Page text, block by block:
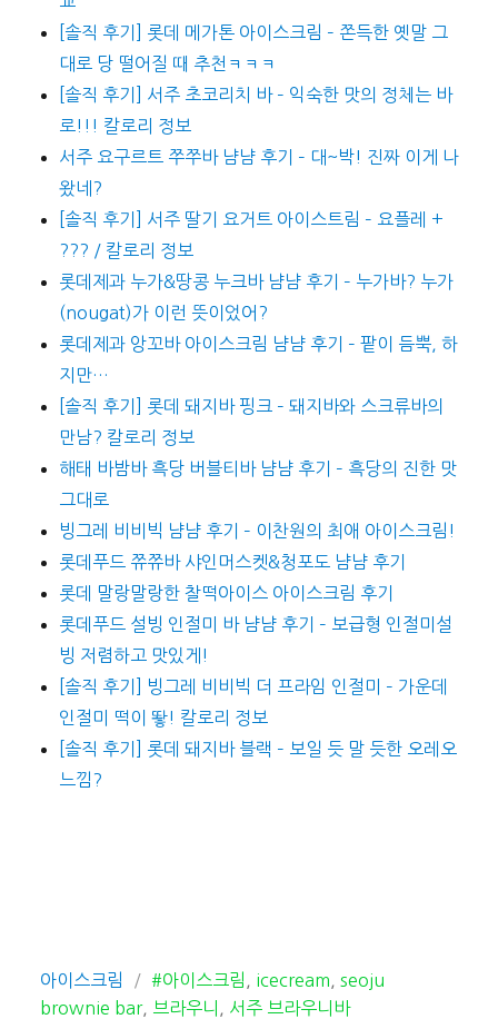
[솔직 후기] 롯데 메가톤 아이스크림 – 쫀득한 옛말 그
대로 당 떨어질 때 추천ㅋㅋㅋ
[솔직 후기] 서주 초코리치 바 – 익숙한 맛의 정체는 바
로!!! 칼로리 정보
서주 요구르트 쭈쭈바 냠냠 후기 – 대~박! 진짜 이게 나
왔네?
[솔직 후기] 서주 딸기 요거트 아이스트림 – 요플레 +
??? / 칼로리 정보
롯데제과 누가&땅콩 누크바 냠냠 후기 – 누가바? 누가
(nougat)가 이런 뜻이었어?
롯데제과 앙꼬바 아이스크림 냠냠 후기 – 팥이 듬뿍, 하
지만…
[솔직 후기] 롯데 돼지바 핑크 – 돼지바와 스크류바의
만남? 칼로리 정보
해태 바밤바 흑당 버블티바 냠냠 후기 – 흑당의 진한 맛
그대로
빙그레 비비빅 냠냠 후기 – 이찬원의 최애 아이스크림!
롯데푸드 쮸쮸바 샤인머스켓&청포도 냠냠 후기
롯데 말랑말랑한 찰떡아이스 아이스크림 후기
롯데푸드 설빙 인절미 바 냠냠 후기 – 보급형 인절미설
빙 저렴하고 맛있게!
[솔직 후기] 빙그레 비비빅 더 프라임 인절미 – 가운데
인절미 떡이 뙇! 칼로리 정보
[솔직 후기] 롯데 돼지바 블랙 – 보일 듯 말 듯한 오레오
느낌?
카
테
아이스크림
태
그
#아이스크림 icecream
seoju
brownie bar, 브라우니 서주 브라우니바